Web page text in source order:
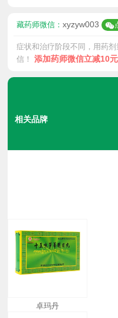
藏药师微信：xyzyw003
症状和治疗阶段不同，用药
信！添加药师微信立减10元
相关品牌
卓玛丹